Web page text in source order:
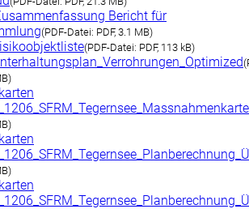
Bericht für
(PDF-Datei: PDF, 3.1 MB)
(PDF-Datei: PDF, 113 kB)
(